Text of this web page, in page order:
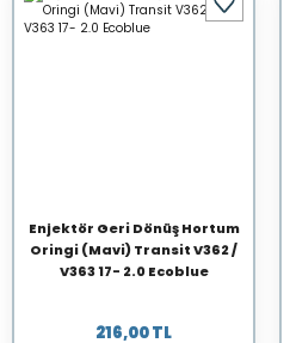
Enjektör Geri Dönüş Hortum
Oringi (Mavi) Transit V362 /
V363 17- 2.0 Ecoblue
216,00 TL